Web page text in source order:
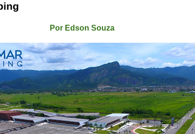
Por Edson Souza